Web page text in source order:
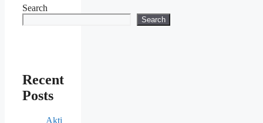
Search
Search
Recent
Posts
Akti